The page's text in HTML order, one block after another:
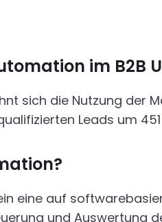
im B2B
sich die Nutzung
Leads um
eine auf
und Auswertung